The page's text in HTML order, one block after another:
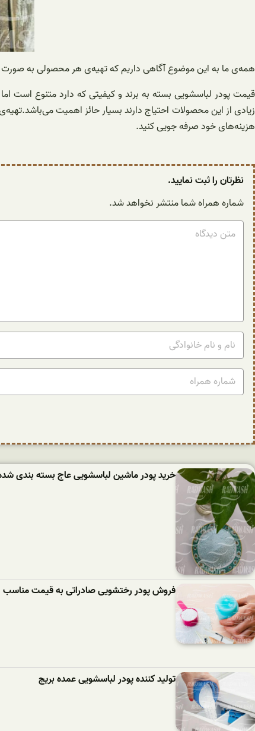
همه‌ی ما به این موضوع آگاهی داریم که تهیه‌ی هر محصولی به
قیمت پودر لباسشویی بسته به برند و کیفیتی که دارد متنوع است
زیادی از این محصولات احتیاج دارند بسیار حائز اهمیت
هزینه‌‌های خود صرفه جویی کنید.
نظرتان را ثبت نمایید.
شماره همراه شما منتشر نخواهد شد.
خرید پودر ماشین لباسشویی عاج بسته بندی
فروش پودر رختشویی صادراتی به قیمت مناسب
تولید کننده پودر لباسشویی عمده بریج